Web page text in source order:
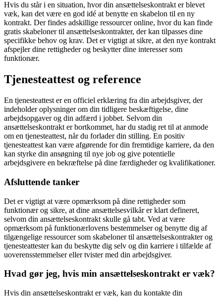
Hvis du står i en situation, hvor din ansættelseskontrakt er blevet
væk, kan det være en god idé at benytte en skabelon til en ny
kontrakt. Der findes adskillige ressourcer online, hvor du kan finde
gratis skabeloner til ansættelseskontrakter, der kan tilpasses dine
specifikke behov og krav. Det er vigtigt at sikre, at den nye kontrakt
afspejler dine rettigheder og beskytter dine interesser som
funktionær.
Tjenesteattest og reference
En tjenesteattest er en officiel erklæring fra din arbejdsgiver, der
indeholder oplysninger om din tidligere beskæftigelse, dine
arbejdsopgaver og din adfærd i jobbet. Selvom din
ansættelseskontrakt er bortkommet, har du stadig ret til at anmode
om en tjenesteattest, når du forlader din stilling. En positiv
tjenesteattest kan være afgørende for din fremtidige karriere, da den
kan styrke din ansøgning til nye job og give potentielle
arbejdsgivere en bekræftelse på dine færdigheder og kvalifikationer.
Afsluttende tanker
Det er vigtigt at være opmærksom på dine rettigheder som
funktionær og sikre, at dine ansættelsesvilkår er klart defineret,
selvom din ansættelseskontrakt skulle gå tabt. Ved at være
opmærksom på funktionærlovens bestemmelser og benytte dig af
tilgængelige ressourcer som skabeloner til ansættelseskontrakter og
tjenesteattester kan du beskytte dig selv og din karriere i tilfælde af
uoverensstemmelser eller tvister med din arbejdsgiver.
Hvad gør jeg, hvis min ansættelseskontrakt er væk?
Hvis din ansættelseskontrakt er væk, kan du kontakte din